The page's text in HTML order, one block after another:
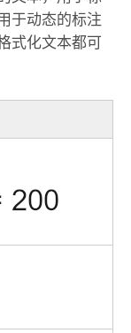
于动态的标注
式化文本都可